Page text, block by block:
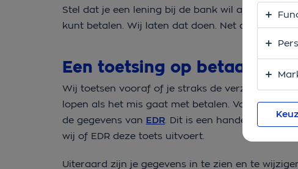
Stel dat je een lening bij de bank wil afsluiten,
kunt betalen. Wij laten dat doen. Net als andere
Een toetsing op
Wij toetsen vooraf of je straks de
lopen als het mis gaat met betalen. Voor deze
de gegevens van EDR. Dit is een
wij of EDR deze toets uitvoert.
Uiteraard zijn je gegevens in te zien en te